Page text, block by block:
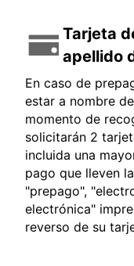
Tarjeta
apellido
En caso de
estar a nombre
momento de
solicitarán 2
incluida una
pago que lleven
"prepago",
electrónica"
reverso de su